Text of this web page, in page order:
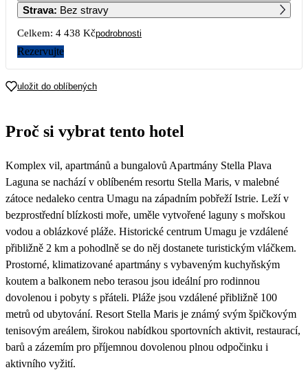
7 8
2 219
21
Strava: Bez stravy
Celkem: 4 438 Kčpodrobnosti
Rezervujte
uložit do oblíbených
Proč si vybrat tento hotel
Komplex vil, apartmánů a bungalovů Apartmány Stella Plava
Laguna se nachází v oblíbeném resortu Stella Maris, v malebné
zátoce nedaleko centra Umagu na západním pobřeží Istrie. Leží v
bezprostřední blízkosti moře, uměle vytvořené laguny s mořskou
vodou a oblázkové pláže. Historické centrum Umagu je vzdálené
přibližně 2 km a pohodlně se do něj dostanete turistickým vláčkem.
Prostorné, klimatizované apartmány s vybaveným kuchyňským
koutem a balkonem nebo terasou jsou ideální pro rodinnou
dovolenou i pobyty s přáteli. Pláže jsou vzdálené přibližně 100
metrů od ubytování. Resort Stella Maris je známý svým špičkovým
tenisovým areálem, širokou nabídkou sportovních aktivit, restaurací,
barů a zázemím pro příjemnou dovolenou plnou odpočinku i
aktivního vyžití.